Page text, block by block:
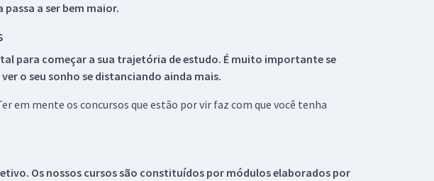
a ser bem maior.
para começar a sua trajetória de estudo. É muito importante se
o seu sonho se distanciando ainda mais.
em mente os concursos que estão por vir faz com que você tenha
Os nossos cursos são constituídos por módulos elaborados por